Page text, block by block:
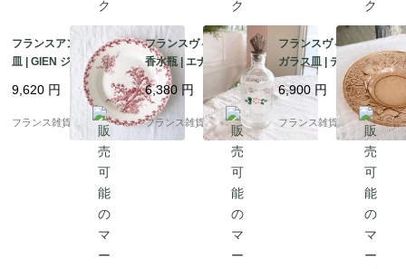
フランスアンティーク
皿 | GIEN ジアン アザ
ミ柄（chardons) ディ
ナープレート | 1920年
前後 4
9,620 円
フランス雑貨chouchou
フランスヴィンテージ
香水瓶 | エナメル手描
き ピンク色 小花柄 パ
フュームボトル | 1900
年代半頃
6,380 円
フランス雑貨chouchou
フランスヴィンテージ
ガラス皿 | ディプレッ
ショングラス 大皿 コー
ラルピンクカラー | 195
0-60年代
6,900 円
フランス雑貨chouchou